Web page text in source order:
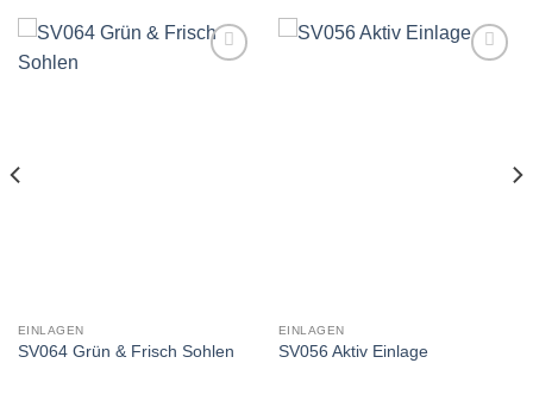
EINLAGEN
SV064 Grün & Frisch Sohlen
EINLAGEN
SV056 Aktiv Einlage